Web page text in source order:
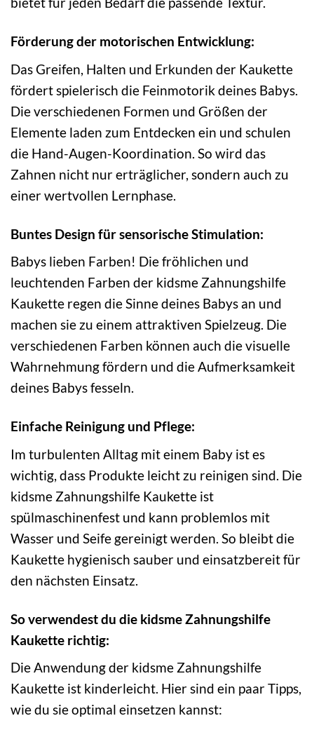
Förderung der motorischen Entwicklung:
Das Greifen, Halten und Erkunden der Kaukette
fördert spielerisch die Feinmotorik deines Babys.
Die verschiedenen Formen und Größen der
Elemente laden zum Entdecken ein und schulen
die Hand-Augen-Koordination. So wird das
Zahnen nicht nur erträglicher, sondern auch zu
einer wertvollen Lernphase.
Buntes Design für sensorische Stimulation:
Babys lieben Farben! Die fröhlichen und
leuchtenden Farben der kidsme Zahnungshilfe
Kaukette regen die Sinne deines Babys an und
machen sie zu einem attraktiven Spielzeug. Die
verschiedenen Farben können auch die visuelle
Wahrnehmung fördern und die Aufmerksamkeit
deines Babys fesseln.
Einfache Reinigung und Pflege:
Im turbulenten Alltag mit einem Baby ist es
wichtig, dass Produkte leicht zu reinigen sind. Die
kidsme Zahnungshilfe Kaukette ist
spülmaschinenfest und kann problemlos mit
Wasser und Seife gereinigt werden. So bleibt die
Kaukette hygienisch sauber und einsatzbereit für
den nächsten Einsatz.
So verwendest du die kidsme Zahnungshilfe
Kaukette richtig:
Die Anwendung der kidsme Zahnungshilfe
Kaukette ist kinderleicht. Hier sind ein paar Tipps,
wie du sie optimal einsetzen kannst: